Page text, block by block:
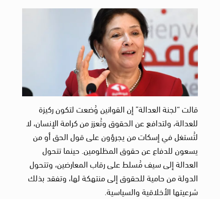
قالت “لجنة العدالة” إن القوانين وُضعت لتكون ركيزة
للعدالة، ولتدافع عن الحقوق وتُعزز من كرامة الإنسان، لا
لتُستغل في إسكات من يجرؤون على قول الحق أو من
يسعون للدفاع عن حقوق المظلومين. حينما تتحول
العدالة إلى سيف مُسلط على رقاب المعارضين، وتتحول
الدولة من حامية للحقوق إلى منتهكة لها، وتفقد بذلك
شرعيتها الأخلاقية والسياسية.